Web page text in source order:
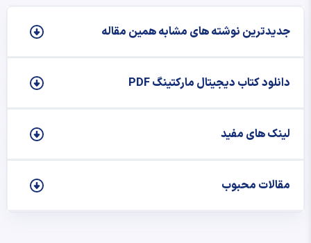
جدیدترین نوشته‌ های مشابه همین مقاله
دانلود کتاب دیجیتال مارکتینگ PDF
لینک های مفید
مقالات محبوب